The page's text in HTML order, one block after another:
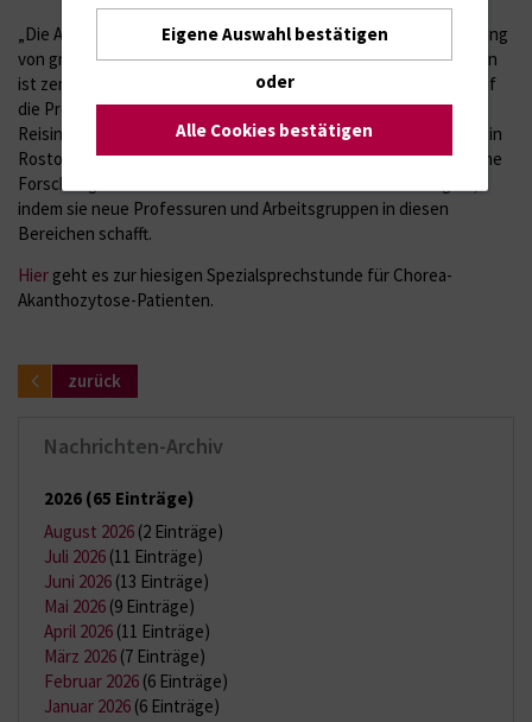
„Die Arbeit an seltenen Erkrankungen und die rasche Übertragung
von grundlagenwissenschaftlichen Erkenntnissen zum Patienten
ist zentraler Punkt der neugeschaffenen Schilling-Professur, auf
die Prof. Andreas Hermann berufen ist“, sagt Prof. Dr. Emil
Reisinger, Dekan und Wissenschaftlicher Vorstand der Unimedizin
Rostock. Die Hermann und Lilly Schilling-Stiftung für medizinische
Forschung im Stifterverband fördert universitäre Neurologien,
indem sie neue Professuren und Arbeitsgruppen in diesen
Bereichen schafft.
Hier geht es zur hiesigen Spezialsprechstunde für Chorea-
Akanthozytose-Patienten.
zurück
Nachrichten-Archiv
2026 (65 Einträge)
August 2026 (2 Einträge)
Juli 2026 (11 Einträge)
Juni 2026 (13 Einträge)
Mai 2026 (9 Einträge)
April 2026 (11 Einträge)
März 2026 (7 Einträge)
Februar 2026 (6 Einträge)
Januar 2026 (6 Einträge)
Eigene Auswahl bestätigen
oder
Alle Cookies bestätigen